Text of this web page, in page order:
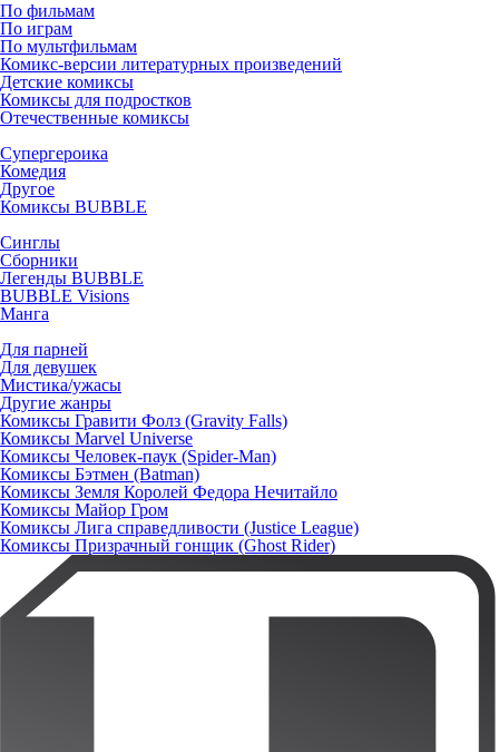
По фильмам
По играм
По мультфильмам
Комикс-версии литературных произведений
Детские комиксы
Комиксы для подростков
Отечественные комиксы
Супергероика
Комедия
Другое
Комиксы BUBBLE
Синглы
Сборники
Легенды BUBBLE
BUBBLE Visions
Манга
Для парней
Для девушек
Мистика/ужасы
Другие жанры
Комиксы Гравити Фолз (Gravity Falls)
Комиксы Marvel Universe
Комиксы Человек-паук (Spider-Man)
Комиксы Бэтмен (Batman)
Комиксы Земля Королей Федора Нечитайло
Комиксы Майор Гром
Комиксы Лига справедливости (Justice League)
Комиксы Призрачный гонщик (Ghost Rider)